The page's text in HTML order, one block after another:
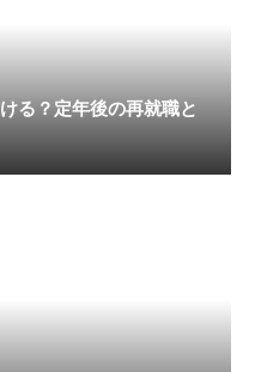
る？定年後の再就職と